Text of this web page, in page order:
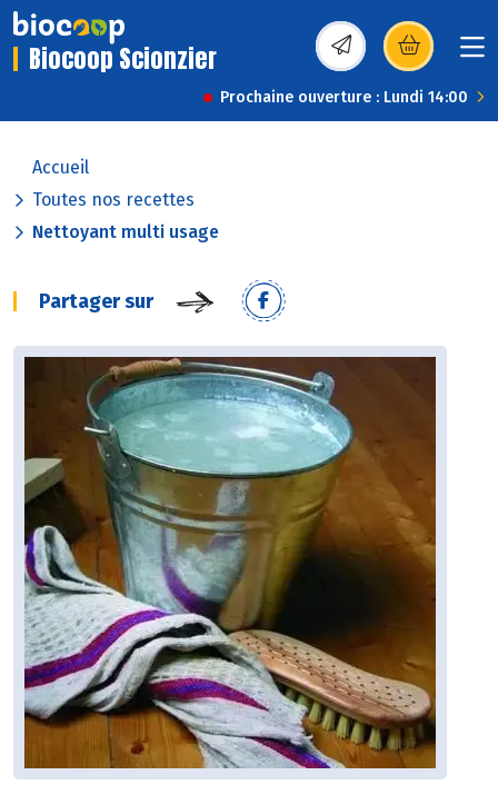
Biocoop Scionzier (s’ouvre dans une
Prochaine ouverture : Lundi 14:00
Accueil
Toutes nos recettes
Nettoyant multi usage
Partager sur